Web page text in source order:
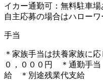
イカー通勤可：無料駐車
自主応募の場合はハロー
手当
＊家族手当は扶養家族に
０，０００円 ＊通勤手
給 ＊別途残業代支給